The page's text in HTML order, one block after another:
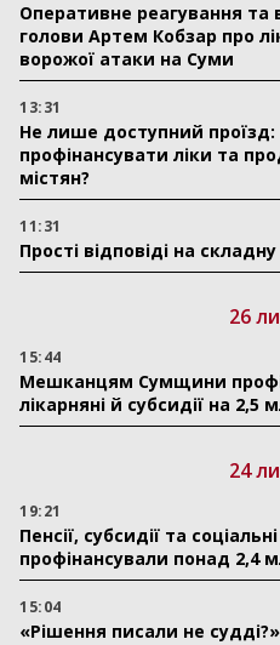
Оперативне реагування та
голови Артем Кобзар про
ворожої атаки на Суми
13:31
Не лише доступний проїзд:
профінансувати ліки та
містян?
11:31
Прості відповіді на складну
26
15:44
Мешканцям Сумщини
лікарняні й субсидії на 2,5
24
19:21
Пенсії, субсидії та
профінансували понад 2,4
15:04
«Рішення писали не